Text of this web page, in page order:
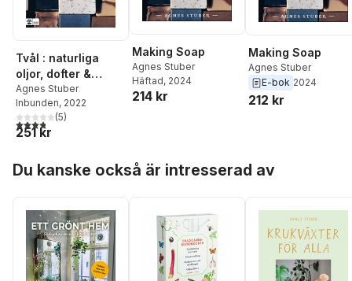
Tvål : naturliga
oljor, dofter &
färger
Agnes Stuber
Inbunden, 2022
3,8utav 5 stjärnor. Totalt antal röster:
(5)
251 kr
Making Soap
Agnes Stuber
Häftad, 2024
214 kr
Making Soap
Agnes Stuber
E-bok 2024
212 kr
Du kanske också är intresserad av